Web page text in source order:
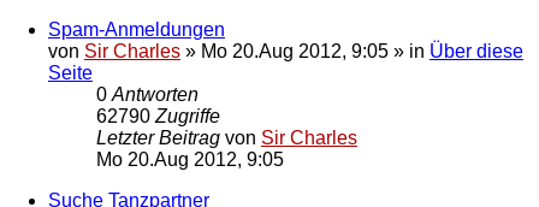
Spam-Anmeldungen
von Sir Charles » Mo 20.Aug 2012, 9:05 » in Über diese
Seite
0 Antworten
62790 Zugriffe
Letzter Beitrag von Sir Charles
Mo 20.Aug 2012, 9:05
Suche Tanzpartner